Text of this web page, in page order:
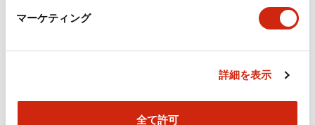
マーケティング
詳細を表示
全て許可